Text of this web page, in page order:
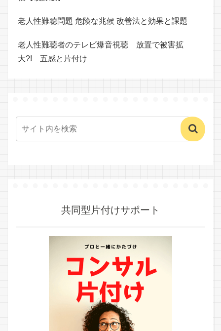
老人性難聴問題 危険な兆候 改善法と効果と課題
老人性難聴者のテレビ爆音視聴 放置で被害拡
大?! 五感と片付け
共同型片付けサポート